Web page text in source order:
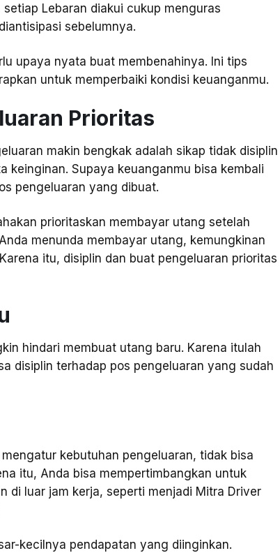
Lebaran diakui cukup menguras
sebelumnya.
upaya nyata buat membenahinya. Ini tips
untuk memperbaiki kondisi keuanganmu.
Prioritas
makin bengkak adalah sikap tidak disiplin
keinginan. Supaya keuanganmu bisa kembali
pengeluaran yang dibuat.
prioritaskan membayar utang setelah
menunda membayar utang, kemungkinan
itu, disiplin dan buat pengeluaran prioritas
hindari membuat utang baru. Karena itulah
disiplin terhadap pos pengeluaran yang sudah
kebutuhan pengeluaran, tidak bisa
itu, Anda bisa mempertimbangkan untuk
di luar jam kerja, seperti menjadi Mitra Driver
kecilnya pendapatan yang diinginkan.